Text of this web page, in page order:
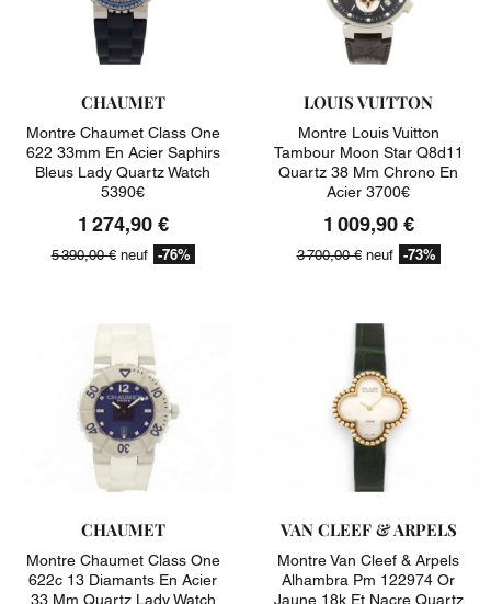
CHAUMET
Montre Chaumet Class One
622 33mm En Acier Saphirs
Bleus Lady Quartz Watch
5390€
1 274,90 €
5 390,00 €neuf -76%
LOUIS VUITTON
Montre Louis Vuitton
Tambour Moon Star Q8d11
Quartz 38 Mm Chrono En
Acier 3700€
1 009,90 €
3 700,00 €neuf -73%
CHAUMET
Montre Chaumet Class One
622c 13 Diamants En Acier
33 Mm Quartz Lady Watch
VAN CLEEF & ARPELS
Montre Van Cleef & Arpels
Alhambra Pm 122974 Or
Jaune 18k Et Nacre Quartz